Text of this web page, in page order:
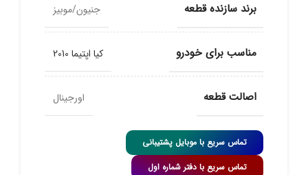
برند سازنده قطعه جنیون/موبیز
مناسب برای خودرو کیا اپتیما 2010
اصالت قطعه اورجینال
تماس سریع با موبایل پشتیبانی
تماس سریع با دفتر شماره اول